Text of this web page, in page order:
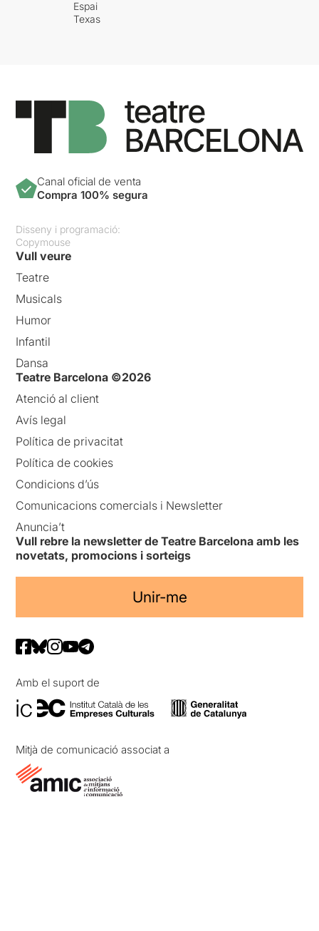
Espai
Texas
Canal oficial de venta
Compra 100% segura
Disseny i programació:
Copymouse
Vull veure
Teatre
Musicals
Humor
Infantil
Dansa
Teatre Barcelona ©2026
Atenció al client
Avís legal
Política de privacitat
Política de cookies
Condicions d’ús
Comunicacions comercials i Newsletter
Anuncia’t
Vull rebre la newsletter de Teatre Barcelona amb les
novetats, promocions i sorteigs
Unir-me
Amb el suport de
Mitjà de comunicació associat a